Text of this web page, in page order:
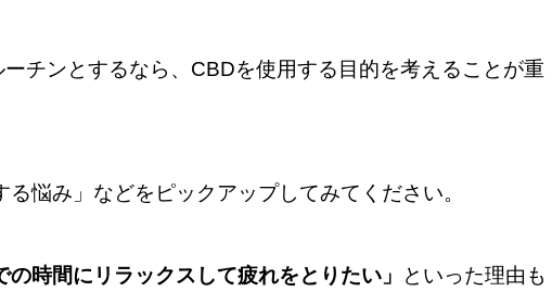
チンとするなら、CBDを使用する目的を考えることが重
悩み」などをピックアップしてみてください。
の時間にリラックスして疲れをとりたい」 といった理由も